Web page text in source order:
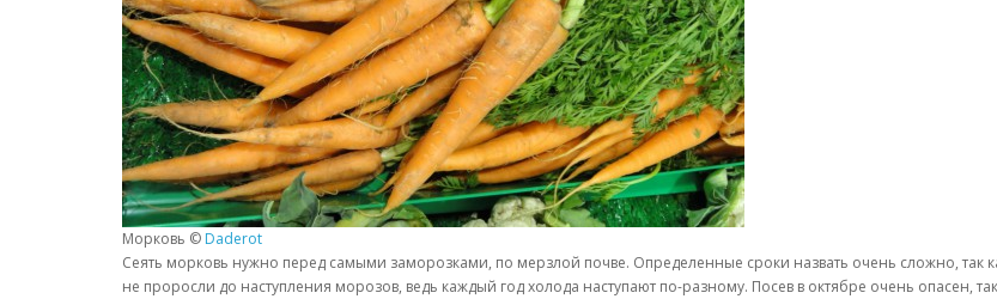
Морковь © Daderot
Сеять морковь нужно перед самыми заморозками, по мерзлой почве. Определенные сроки назвать очень сложно, так
не проросли до наступления морозов, ведь каждый год холода наступают по-разному. Посев в октябре очень опасен,